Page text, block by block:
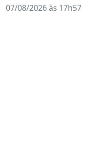
07/08/2026 às 17h57